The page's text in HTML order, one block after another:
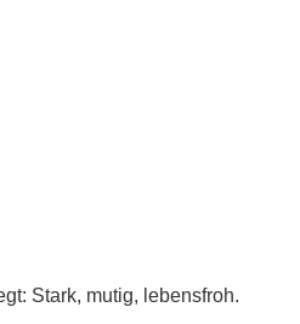
Stark, mutig, lebensfroh.